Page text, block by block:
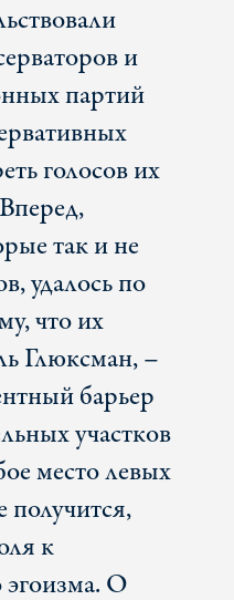
и
партий
голосов их
так и не
удалось по
что их
Глюксман, –
барьер
участков
место левых
получится,
к
О